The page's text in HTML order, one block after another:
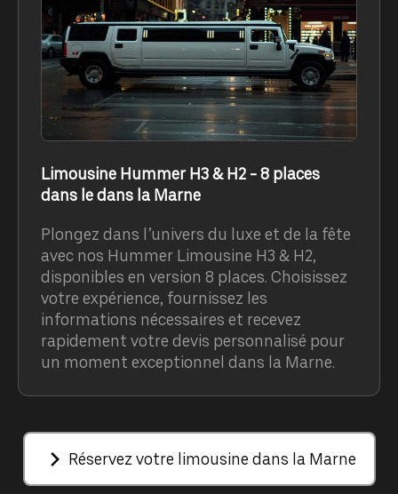
Limousine Hummer H3 & H2 - 8 places
dans le dans la Marne
Plongez dans l’univers du luxe et de la fête
avec nos Hummer Limousine H3 & H2,
disponibles en version 8 places. Choisissez
votre expérience, fournissez les
informations nécessaires et recevez
rapidement votre devis personnalisé pour
un moment exceptionnel dans la Marne.
Réservez votre limousine dans la Marne